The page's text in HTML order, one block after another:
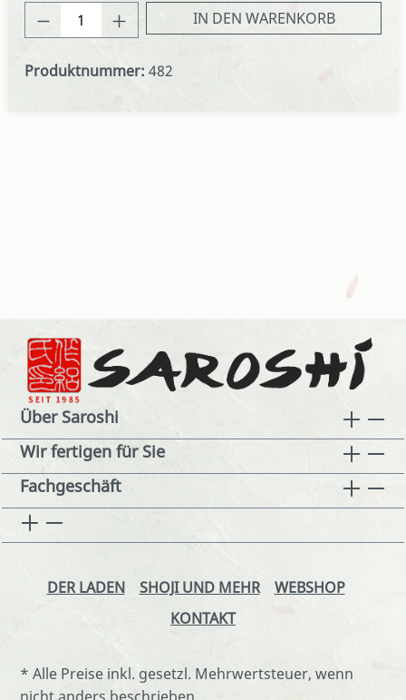
Produkt Anzahl: Gib denIN DEN WARENKORB
Produktnummer: 482
Über Saroshi
Wir fertigen für Sie
Fachgeschäft
DER LADEN SHOJI UND MEHR
WEBSHOP
KONTAKT
* Alle Preise inkl. gesetzl. Mehrwertsteuer, wenn